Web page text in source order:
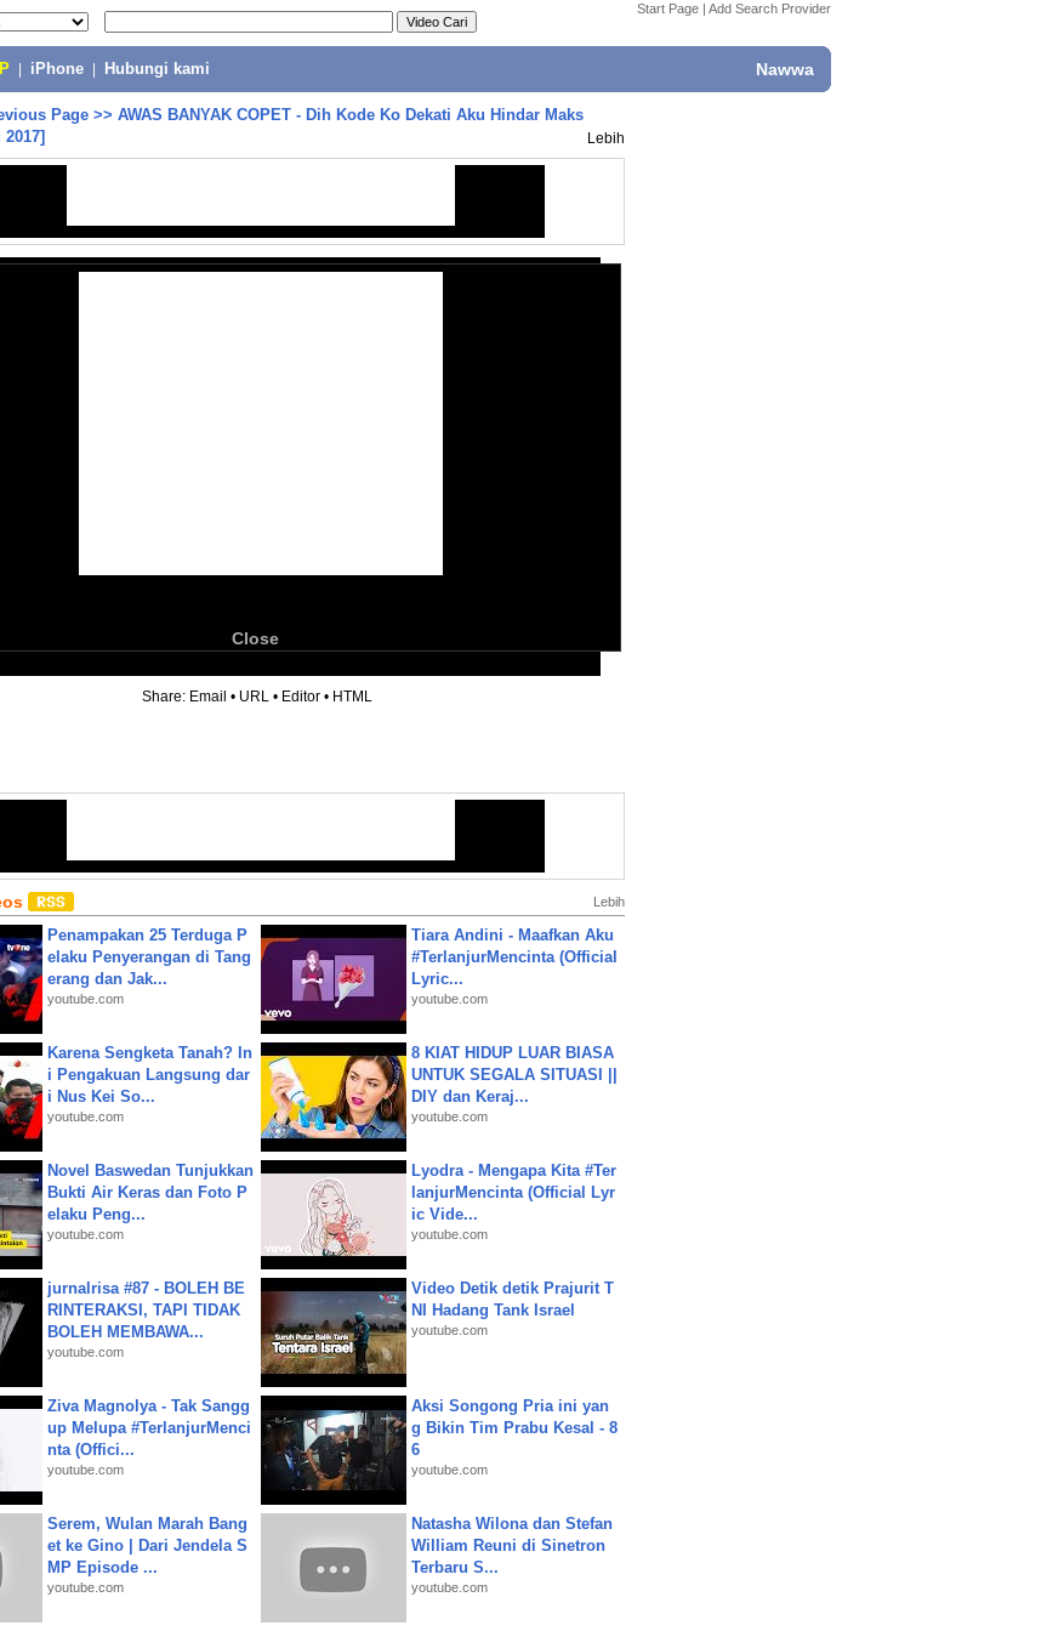
Start Page | Add Search Provider
iPhone Hubungi kami Nawwa
Page >> AWAS BANYAK COPET - Dih Kode Ko Dekati Aku Hindar Maks
Lebih
Close
Share: Email • URL • Editor • HTML
Lebih
Penampakan 25 Terduga P
elaku Penyerangan di Tang
erang dan Jak...
youtube.com
Tiara Andini - Maafkan Aku
#TerlanjurMencinta (Official
Lyric...
youtube.com
Karena Sengketa Tanah? In
i Pengakuan Langsung dar
i Nus Kei So...
youtube.com
8 KIAT HIDUP LUAR BIASA
UNTUK SEGALA SITUASI ||
DIY dan Keraj...
youtube.com
Novel Baswedan Tunjukkan
Bukti Air Keras dan Foto P
elaku Peng...
youtube.com
Lyodra - Mengapa Kita #Ter
lanjurMencinta (Official Lyr
ic Vide...
youtube.com
jurnalrisa #87 - BOLEH BE
RINTERAKSI, TAPI TIDAK
BOLEH MEMBAWA...
youtube.com
Video Detik detik Prajurit T
NI Hadang Tank Israel
youtube.com
Ziva Magnolya - Tak Sangg
up Melupa #TerlanjurMenci
nta (Offici...
youtube.com
Aksi Songong Pria ini yan
g Bikin Tim Prabu Kesal - 8
6
youtube.com
Serem, Wulan Marah Bang
et ke Gino | Dari Jendela S
MP Episode ...
youtube.com
Natasha Wilona dan Stefan
William Reuni di Sinetron
Terbaru S...
youtube.com